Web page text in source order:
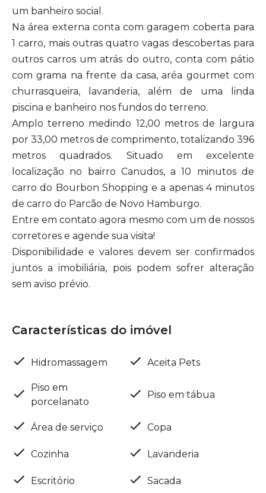
um banheiro social.
Na área externa conta com garagem coberta para
1 carro, mais outras quatro vagas descobertas para
outros carros um atrás do outro, conta com pátio
com grama na frente da casa, aréa gourmet com
churrasqueira, lavanderia, além de uma linda
piscina e banheiro nos fundos do terreno.
Amplo terreno medindo 12,00 metros de largura
por 33,00 metros de comprimento, totalizando 396
metros quadrados. Situado em excelente
localização no bairro Canudos, a 10 minutos de
carro do Bourbon Shopping e a apenas 4 minutos
de carro do Parcão de Novo Hamburgo.
Entre em contato agora mesmo com um de nossos
corretores e agende sua visita!
Disponibilidade e valores devem ser confirmados
juntos a imobiliária, pois podem sofrer alteração
sem aviso prévio.
Características do imóvel
Hidromassagem Aceita Pets
Piso em
porcelanato
Piso em tábua
Área de serviço Copa
Cozinha Lavanderia
Escritório Sacada